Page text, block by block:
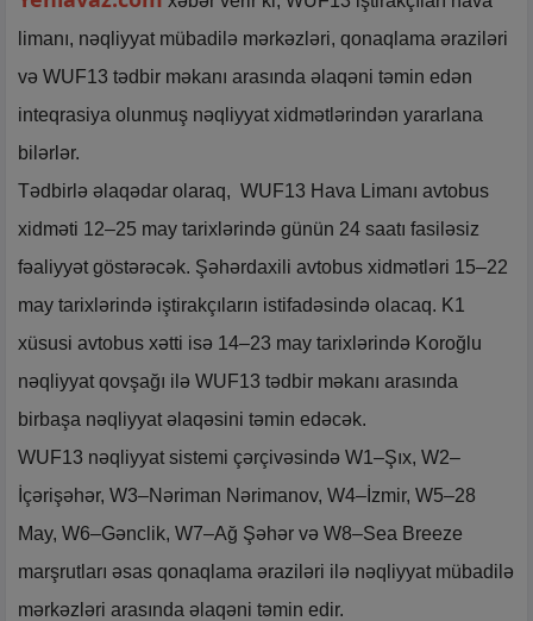
limanı, nəqliyyat mübadilə mərkəzləri, qonaqlama əraziləri
və WUF13 tədbir məkanı arasında əlaqəni təmin edən
inteqrasiya olunmuş nəqliyyat xidmətlərindən yararlana
bilərlər.
Tədbirlə əlaqədar olaraq, WUF13 Hava Limanı avtobus
xidməti 12–25 may tarixlərində günün 24 saatı fasiləsiz
fəaliyyət göstərəcək. Şəhərdaxili avtobus xidmətləri 15–22
may tarixlərində iştirakçıların istifadəsində olacaq. K1
xüsusi avtobus xətti isə 14–23 may tarixlərində Koroğlu
nəqliyyat qovşağı ilə WUF13 tədbir məkanı arasında
birbaşa nəqliyyat əlaqəsini təmin edəcək.
WUF13 nəqliyyat sistemi çərçivəsində W1–Şıx, W2–
İçərişəhər, W3–Nəriman Nərimanov, W4–İzmir, W5–28
May, W6–Gənclik, W7–Ağ Şəhər və W8–Sea Breeze
marşrutları əsas qonaqlama əraziləri ilə nəqliyyat mübadilə
mərkəzləri arasında əlaqəni təmin edir.